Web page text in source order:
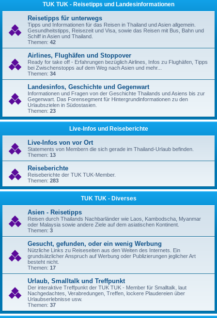
TUK TUK - Reisetipps und Landesinformationen
Reisetipps für unterwegs
Tipps und Informationen für das Reisen in Thailand und Asien allgemein.
Gesundheitstipps, Reisezeit und Visa, sowie das Reisen mit Bus, Bahn und
Schiff in Asien und Thailand.
Themen: 42
Airlines, Flughäfen und Stoppover
Ready for take off - Erfahrungen bezüglich Airlines, Infos zu Flughäfen, Tipps
bei Zwischenstopps auf dem Weg nach Asien und mehr...
Themen: 34
Landesinfos, Geschichte und Gegenwart
Informationen und Fragen von der Geschichte Thailands und Asiens bis zur
Gegenwart. Das Forensegment für Hintergrundinformationen zu den
Urlaubszielen in Südostasien.
Themen: 23
Live-Infos und Reiseberichte
Live-Infos von vor Ort
Statements von Membern die sich gerade im Thailand-Urlaub befinden.
Themen: 13
Reiseberichte
Reiseberichte der TUK TUK-Member.
Themen: 283
TUK TUK - Diverses
Asien - Reisetipps
Reisen durch Thailands Nachbarländer wie Laos, Kambodscha, Myanmar
oder Malaysia sowie andere Ziele auf dem asiatischen Kontinent.
Themen: 3
Gesucht, gefunden, oder ein wenig Werbung
Nützliche Links zu Reiseseiten aus den Weiten des Internets. Ein
grundsätzlicher Anspruch auf Werbung oder Publizierungen jeglicher Art
besteht nicht.
Themen: 17
Urlaub, Smalltalk und Treffpunkt
Der interaktive Treffpunkt der TUK TUK - Member für Smalltalk, laut
Nachgedachtes, Verabredungen, Treffen, lockere Plaudereien über
Urlaubserlebnisse usw.
Themen: 37